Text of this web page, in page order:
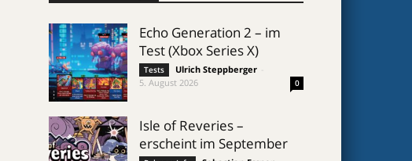
Echo Generation 2 – im
Test (Xbox Series X)
Tests Ulrich Steppberger
5. August 2026
0
Isle of Reveries –
erscheint im September